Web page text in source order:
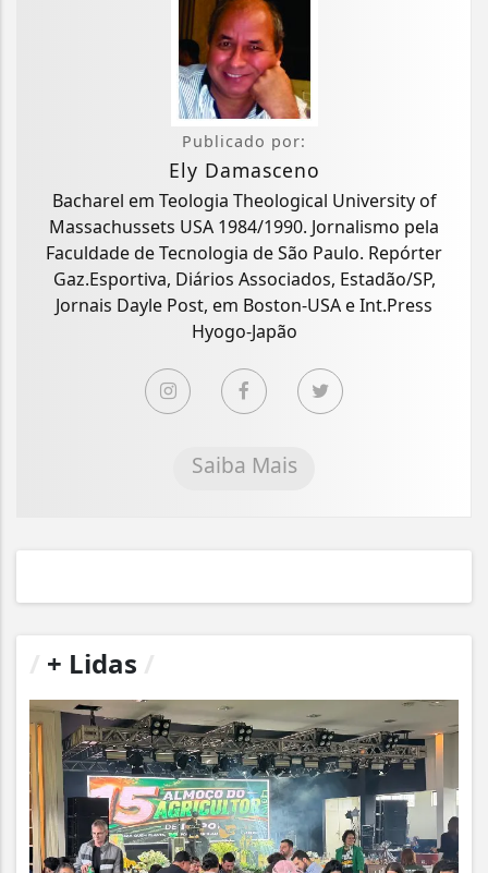
Publicado por:
Ely Damasceno
Bacharel em Teologia Theological University of
Massachussets USA 1984/1990. Jornalismo pela
Faculdade de Tecnologia de São Paulo. Repórter
Gaz.Esportiva, Diários Associados, Estadão/SP,
Jornais Dayle Post, em Boston-USA e Int.Press
Hyogo-Japão
Saiba Mais
+ Lidas